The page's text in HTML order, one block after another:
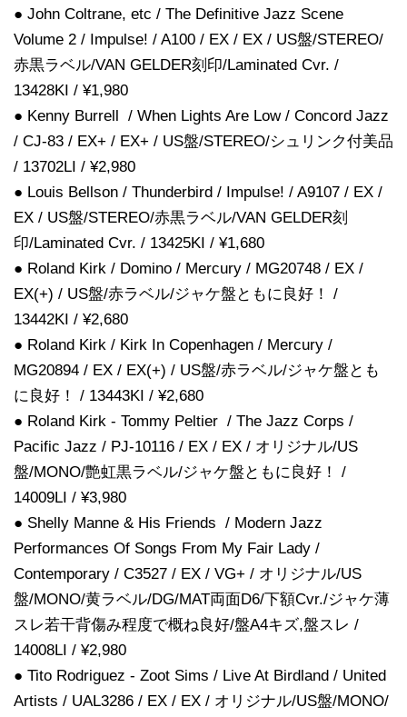
● John Coltrane, etc / The Definitive Jazz Scene
Volume 2 / Impulse! / A100 / EX / EX / US盤/STEREO/
赤黒ラベル/VAN GELDER刻印/Laminated Cvr. /
13428KI / ¥1,980
● Kenny Burrell / When Lights Are Low / Concord Jazz
/ CJ-83 / EX+ / EX+ / US盤/STEREO/シュリンク付美品
/ 13702LI / ¥2,980
● Louis Bellson / Thunderbird / Impulse! / A9107 / EX /
EX / US盤/STEREO/赤黒ラベル/VAN GELDER刻
印/Laminated Cvr. / 13425KI / ¥1,680
● Roland Kirk / Domino / Mercury / MG20748 / EX /
EX(+) / US盤/赤ラベル/ジャケ盤ともに良好！ /
13442KI / ¥2,680
● Roland Kirk / Kirk In Copenhagen / Mercury /
MG20894 / EX / EX(+) / US盤/赤ラベル/ジャケ盤とも
に良好！ / 13443KI / ¥2,680
● Roland Kirk - Tommy Peltier / The Jazz Corps /
Pacific Jazz / PJ-10116 / EX / EX / オリジナル/US
盤/MONO/艶虹黒ラベル/ジャケ盤ともに良好！ /
14009LI / ¥3,980
● Shelly Manne & His Friends / Modern Jazz
Performances Of Songs From My Fair Lady /
Contemporary / C3527 / EX / VG+ / オリジナル/US
盤/MONO/黄ラベル/DG/MAT両面D6/下額Cvr./ジャケ薄
スレ若干背傷み程度で概ね良好/盤A4キズ,盤スレ /
14008LI / ¥2,980
● Tito Rodriguez - Zoot Sims / Live At Birdland / United
Artists / UAL3286 / EX / EX / オリジナル/US盤/MONO/